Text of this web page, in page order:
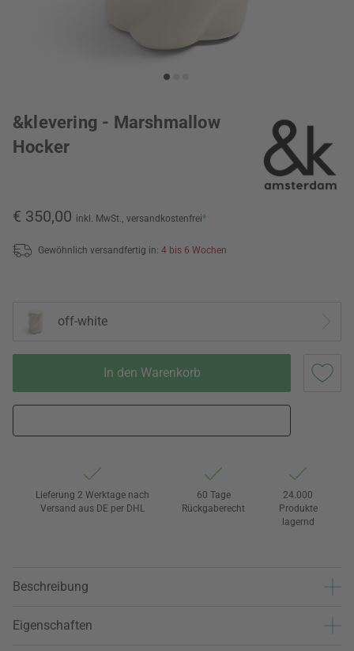
&klevering - Marshmallow
Hocker
€ 350,00 inkl. MwSt., versandkostenfrei*
Gewöhnlich versandfertig in: 4 bis 6 Wochen
off-white
In den Warenkorb
Lieferung 2 Werktage nach
Versand aus DE per DHL
60 Tage
Rückgaberecht
24.000
Produkte
lagernd
Beschreibung
Eigenschaften